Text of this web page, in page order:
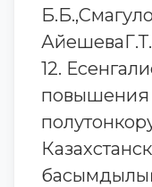
12.
повышения